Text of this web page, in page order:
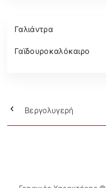
Γαλιάντρα
Γαϊδουροκαλόκαιρο
Βεργολυγερή